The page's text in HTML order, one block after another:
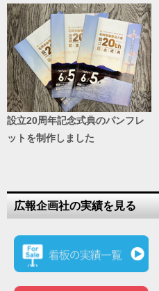
設立20周年記念式典のパンフレ
ットを制作しました
広報企画社の実績を見る